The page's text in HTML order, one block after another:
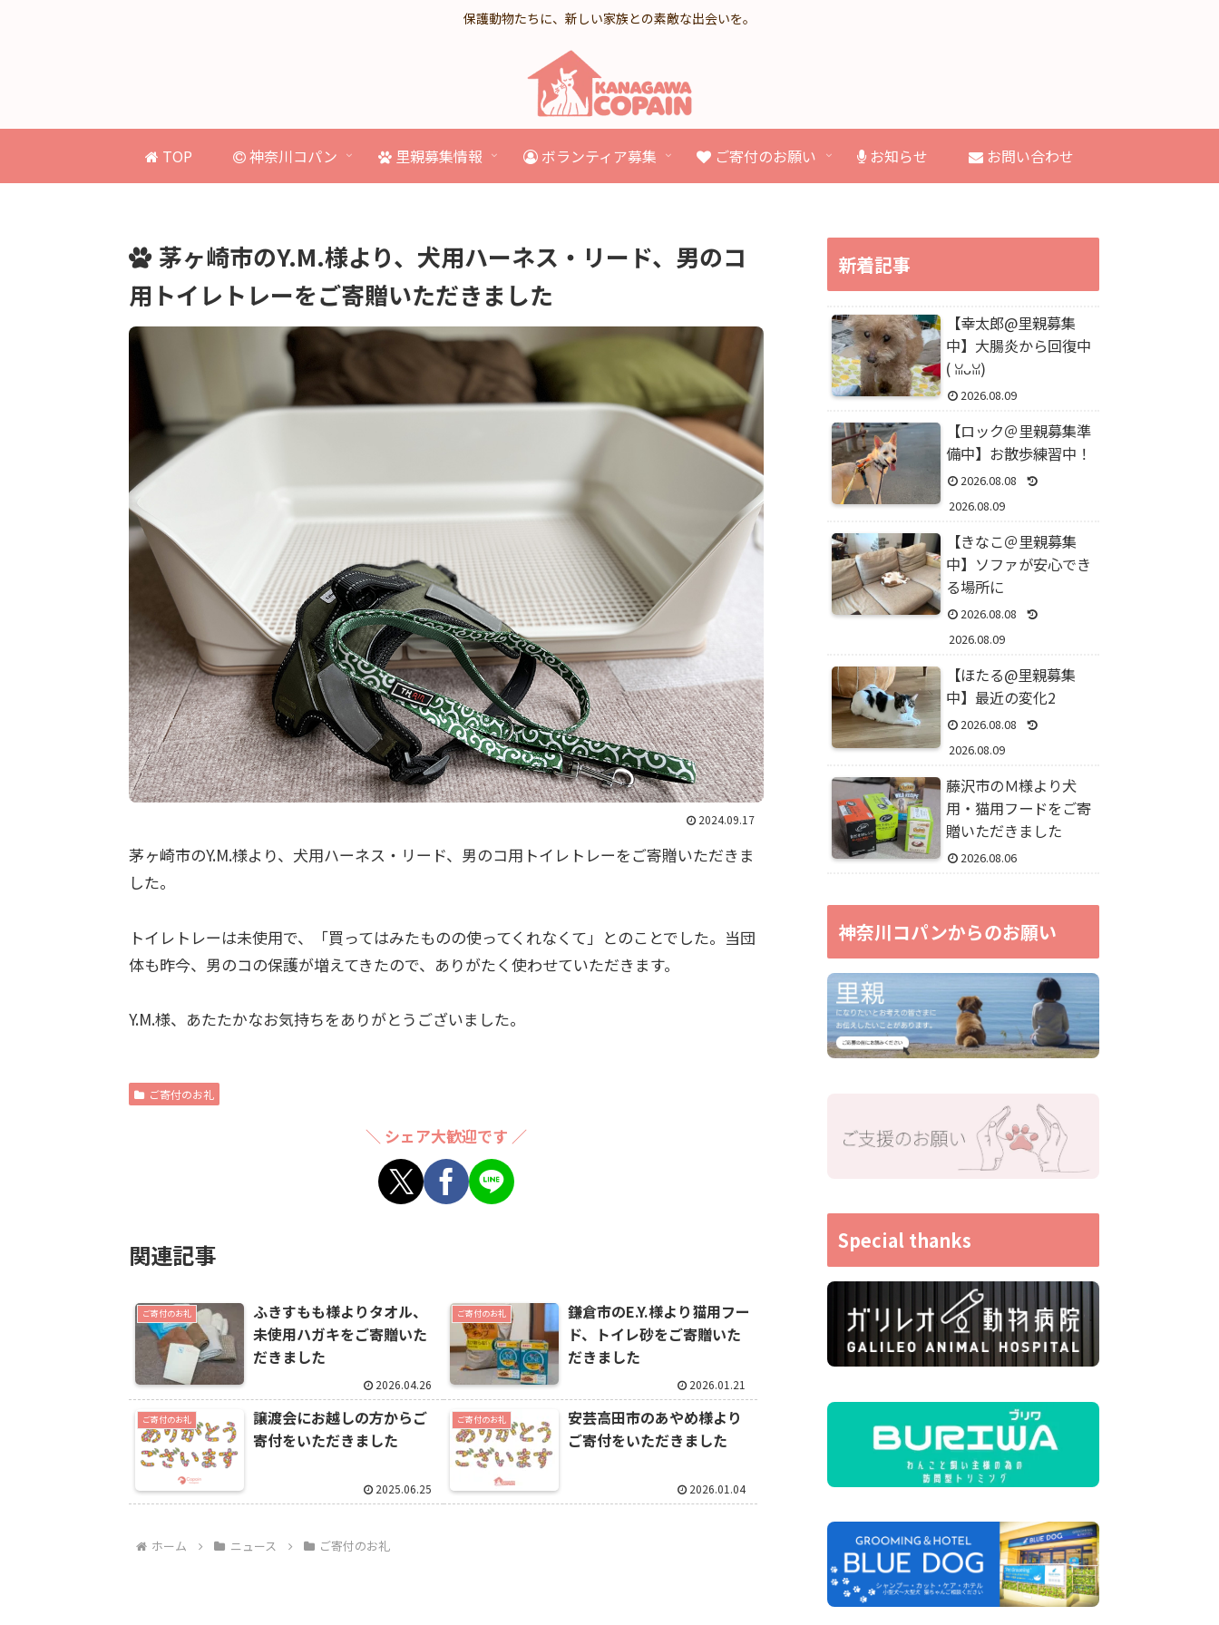
保護動物たちに、新しい家族との素敵な出会いを。
TOP 神奈川コパン 里親募集情報 ボランティア募集 ご寄付のお願い お知らせ お問い合わせ
茅ヶ崎市のY.M.様より、犬用ハーネス・リード、男のコ
用トイレトレーをご寄贈いただきました
2024.09.17
茅ヶ崎市のY.M.様より、犬用ハーネス・リード、男のコ用トイレトレーをご寄贈いただきま
した。
トイレトレーは未使用で、「買ってはみたものの使ってくれなくて」とのことでした。当団
体も昨今、男のコの保護が増えてきたので、ありがたく使わせていただきます。
Y.M.様、あたたかなお気持ちをありがとうございました。
ご寄付のお礼
＼ シェア大歓迎です ／
関連記事
ご寄付のお礼
ふきすもも様よりタオル、
未使用ハガキをご寄贈いた
だきました
2026.04.26
ご寄付のお礼
鎌倉市のE.Y.様より猫用フー
ド、トイレ砂をご寄贈いた
だきました
2026.01.21
ご寄付のお礼
譲渡会にお越しの方からご
寄付をいただきました
2025.06.25
ご寄付のお礼
安芸高田市のあやめ様より
ご寄付をいただきました
2026.01.04
ホーム ニュース ご寄付のお礼
新着記事
【幸太郎@里親募集
中】大腸炎から回復中
(⁠ ⁠ꈍ⁠ᴗ⁠ꈍ⁠)
2026.08.09
【ロック＠里親募集準
備中】お散歩練習中！
2026.08.08
2026.08.09
【きなこ＠里親募集
中】ソファが安心でき
る場所に
2026.08.08
2026.08.09
【ほたる@里親募集
中】最近の変化2
2026.08.08
2026.08.09
藤沢市のＭ様より犬
用・猫用フードをご寄
贈いただきました
2026.08.06
神奈川コパンからのお願い
Special thanks